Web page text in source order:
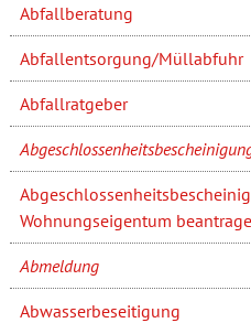
Abfallberatung
Abfallentsorgung/Müllabfuhr
Abfallratgeber
Wohnungseigentum
Abmeldung
Abwasserbeseitigung